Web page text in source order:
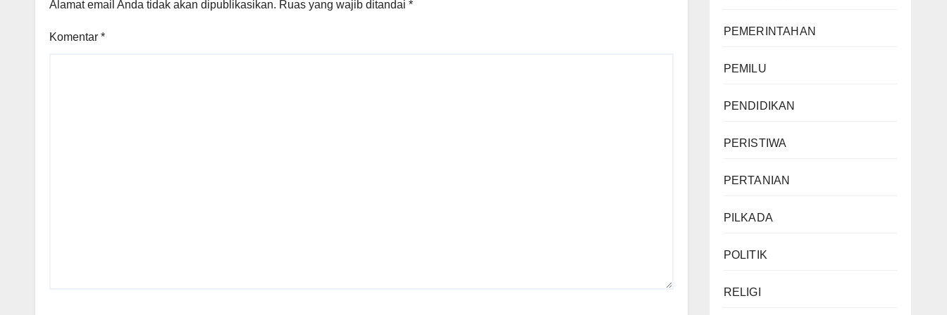
Alamat email Anda tidak akan dipublikasikan. Ruas yang wajib ditandai *
Komentar * PEMERINTAHAN
PEMILU
PENDIDIKAN
PERISTIWA
PERTANIAN
PILKADA
POLITIK
RELIGI